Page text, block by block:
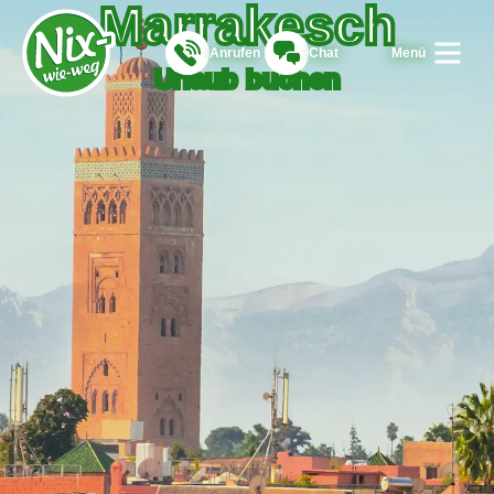
Anrufen Chat Menü
Marrakesch
Urlaub buchen